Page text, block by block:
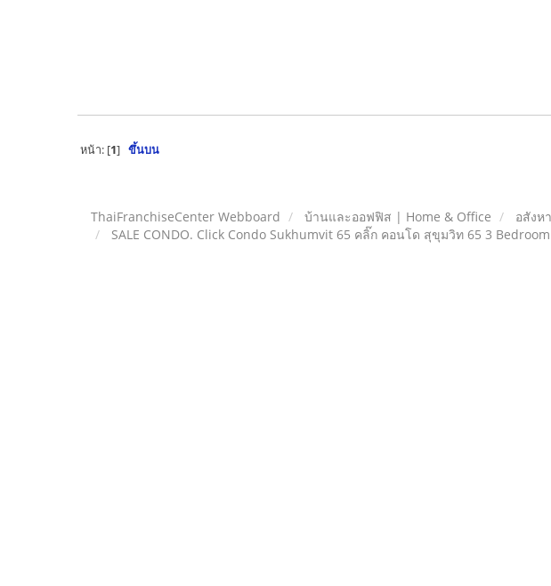
หน้า: [1] ขึ้นบน
ThaiFranchiseCenter Webboard บ้านและออฟฟิส | Home & Office อสังห
SALE CONDO. Click Condo Sukhumvit 65 คลิ๊ก คอนโด สุขุมวิท 65 3 Bedroom